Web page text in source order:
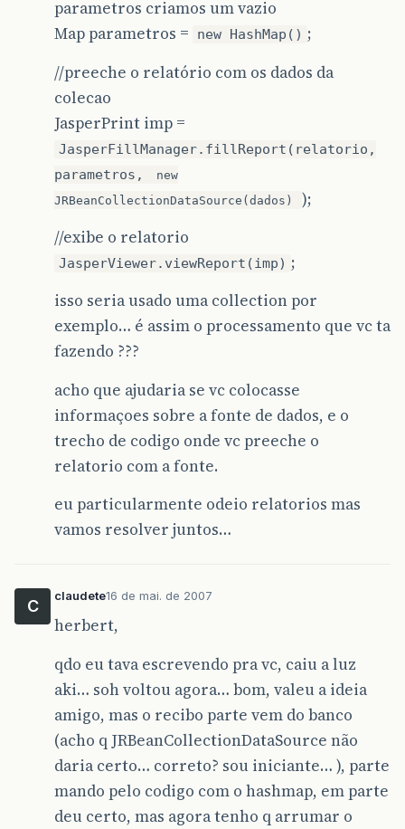
parametros criamos um vazio
Map parametros =
new HashMap() ;
//preeche o relatório com os dados da
colecao
JasperPrint imp =
JasperFillManager.fillReport(relatorio,
parametros,
new
JRBeanCollectionDataSource(dados)
);
//exibe o relatorio
JasperViewer.viewReport(imp) ;
isso seria usado uma collection por
exemplo… é assim o processamento que vc ta
fazendo ???
acho que ajudaria se vc colocasse
informaçoes sobre a fonte de dados, e o
trecho de codigo onde vc preeche o
relatorio com a fonte.
eu particularmente odeio relatorios mas
vamos resolver juntos…
C
claudete16 de mai. de 2007
herbert,
qdo eu tava escrevendo pra vc, caiu a luz
aki… soh voltou agora… bom, valeu a ideia
amigo, mas o recibo parte vem do banco
(acho q JRBeanCollectionDataSource não
daria certo… correto? sou iniciante… ), parte
mando pelo codigo com o hashmap, em parte
deu certo, mas agora tenho q arrumar o